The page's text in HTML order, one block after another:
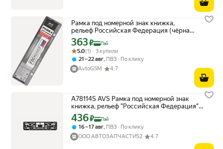
Рамка под номерной знак книжка,
рельеф Российская Федерация (чёрная,
серебро) AVS RN-11
Цена с картой Яндекс Пэй 363 ₽ вместо
363₽ Пэй
Рейтинг товара: 5.0 из 5
Оценок: (1) · 3 купили
5.0(1) · 3 купили
21 – 22 авг, ПВЗ
По клику
AvtoGSM
4.7
A78114S AVS Рамка под номерной знак
книжка, рельеф "Российская Федерация"
(чёрная, серебро) AVS RN-11
Цена с картой Яндекс Пэй 436 ₽ вместо
436₽ Пэй
16 – 17 авг ПВЗ
По клику
ООО АВТОЗАПЧАСТИ52
4.7